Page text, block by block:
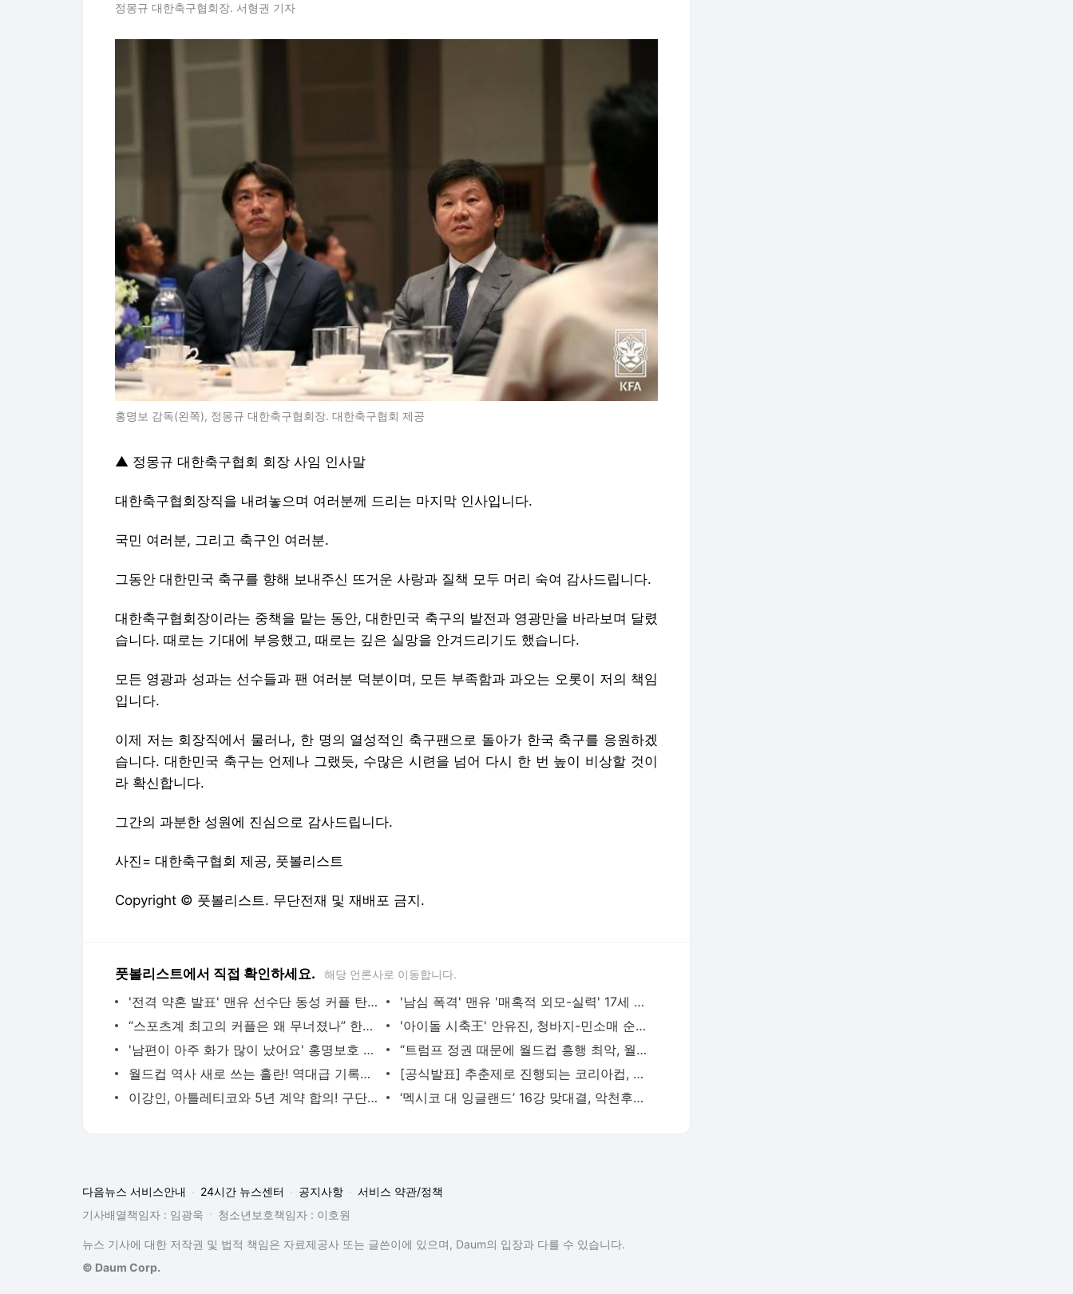
정몽규 대한축구협회장. 서형권 기자
홍명보 감독(왼쪽), 정몽규 대한축구협회장. 대한축구협회 제공
▲ 정몽규 대한축구협회 회장 사임 인사말
대한축구협회장직을 내려놓으며 여러분께 드리는 마지막 인사입니다.
국민 여러분, 그리고 축구인 여러분.
그동안 대한민국 축구를 향해 보내주신 뜨거운 사랑과 질책 모두 머리 숙여 감사드립니다.
대한축구협회장이라는 중책을 맡는 동안, 대한민국 축구의 발전과 영광만을 바라보며 달렸
습니다. 때로는 기대에 부응했고, 때로는 깊은 실망을 안겨드리기도 했습니다.
모든 영광과 성과는 선수들과 팬 여러분 덕분이며, 모든 부족함과 과오는 오롯이 저의 책임
입니다.
이제 저는 회장직에서 물러나, 한 명의 열성적인 축구팬으로 돌아가 한국 축구를 응원하겠
습니다. 대한민국 축구는 언제나 그랬듯, 수많은 시련을 넘어 다시 한 번 높이 비상할 것이
라 확신합니다.
그간의 과분한 성원에 진심으로 감사드립니다.
사진= 대한축구협회 제공, 풋볼리스트
Copyright © 풋볼리스트. 무단전재 및 재배포 금지.
풋볼리스트에서 직접 확인하세요. 해당 언론사로 이동합니다.
'전격 약혼 발표' 맨유 선수단 동성 커플 탄생...'코끼리가 최초 목격자' - 풋볼리스트(FOOTBALLIST)
'남심 폭격' 맨유 '매혹적 외모-실력' 17세 미녀 공격수 공식 영입 - 풋볼리스트(FOOTBALLIST)
“스포츠계 최고의 커플은 왜 무너졌나” 한국 왔던 독일 스타, 10년 못 채우고 파경 맞은 이면 -
'아이돌 시축王' 안유진, 청바지-민소매 순백 청순미 폭발 - 풋볼리스트(FOOTBALLIST)
'남편이 아주 화가 많이 났어요' 홍명보호 향한 '참교육' 밈 확산...교권감독위원회 소환 - 풋볼리
“트럼프 정권 때문에 월드컵 흥행 최악, 월드컵 특수는 개미 눈곱만큼” 미국 호텔업계 울상 -
월드컵 역사 새로 쓰는 홀란! 역대급 기록이 펑펑펑, 브라질 골문이 펑펑펑 - 풋볼리스트(FOOTBALLIS
[공식발표] 추춘제로 진행되는 코리아컵, 2라운드 대진 확정! K3·4 총 15팀 생존, K리그2 17팀과 승
이강인, 아틀레티코와 5년 계약 합의! 구단간 합의 마무리되면 스페인 간다 - 풋볼리스트(FOOTBALLIS
‘멕시코 대 잉글랜드’ 16강 맞대결, 악천후로 1시간 딜레이… 한국 시간 오전 10시 킥오프 예정
다음뉴스 서비스안내 24시간 뉴스센터 공지사항
서비스 약관/정책
기사배열책임자 : 임광욱
청소년보호책임자 : 이호원
뉴스 기사에 대한 저작권 및 법적 책임은 자료제공사 또는 글쓴이에 있으며, Daum의 입장과 다를 수 있습니다.
© Daum Corp.